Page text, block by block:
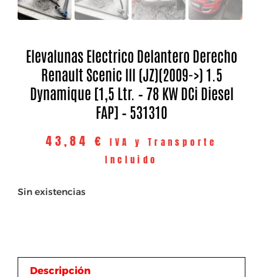
Elevalunas Electrico Delantero Derecho
Renault Scenic III (JZ)(2009->) 1.5
Dynamique [1,5 Ltr. – 78 KW DCi Diesel
FAP] – 531310
43,84 €
IVA y Transporte
Incluido
Sin existencias
Descripción